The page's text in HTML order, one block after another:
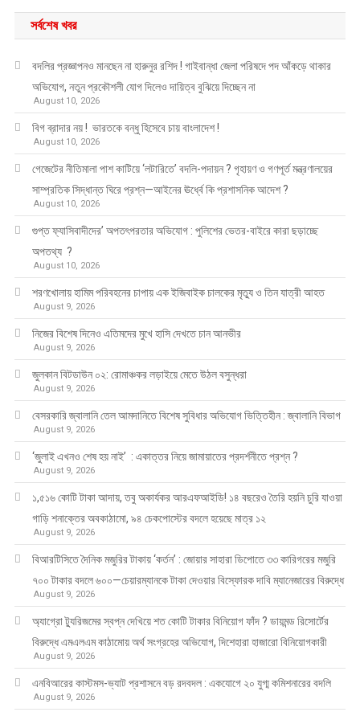
সর্বশেষ খবর
বদলির প্রজ্ঞাপনও মানছেন না হারুনুর রশিদ ! গাইবান্ধা জেলা পরিষদে পদ আঁকড়ে থাকার
অভিযোগ, নতুন প্রকৌশলী যোগ দিলেও দায়িত্ব বুঝিয়ে দিচ্ছেন না
August 10, 2026
বিগ ব্রাদার নয় ! ভারতকে বন্ধু হিসেবে চায় বাংলাদেশ !
August 10, 2026
গেজেটের নীতিমালা পাশ কাটিয়ে ‘লটারিতে’ বদলি-পদায়ন ? গৃহায়ণ ও গণপূর্ত মন্ত্রণালয়ের
সাম্প্রতিক সিদ্ধান্ত ঘিরে প্রশ্ন—আইনের ঊর্ধ্বে কি প্রশাসনিক আদেশ ?
August 10, 2026
গুপ্ত ফ্যাসিবাদীদের’ অপতৎপরতার অভিযোগ : পুলিশের ভেতর-বাইরে কারা ছড়াচ্ছে
অপতথ্য ?
August 10, 2026
শরণখোলায় হামিম পরিবহনের চাপায় এক ইজিবাইক চালকের মৃত্যু ও তিন যাত্রী আহত
August 9, 2026
নিজের বিশেষ দিনেও এতিমদের মুখে হাসি দেখতে চান আনভীর
August 9, 2026
জুলকান বিটডাউন ০২: রোমাঞ্চকর লড়াইয়ে মেতে উঠল বসুন্ধরা
August 9, 2026
বেসরকারি জ্বালানি তেল আমদানিতে বিশেষ সুবিধার অভিযোগ ভিত্তিহীন : জ্বালানি বিভাগ
August 9, 2026
‘জুলাই এখনও শেষ হয় নাই’ : একাত্তর নিয়ে জামায়াতের প্রদর্শনীতে প্রশ্ন ?
August 9, 2026
১,৫১৬ কোটি টাকা আদায়, তবু অকার্যকর আরএফআইডি! ১৪ বছরেও তৈরি হয়নি চুরি যাওয়া
গাড়ি শনাক্তের অবকাঠামো, ৯৪ চেকপোস্টের বদলে হয়েছে মাত্র ১২
August 9, 2026
বিআরটিসিতে দৈনিক মজুরির টাকায় ‘কর্তন’ : জোয়ার সাহারা ডিপোতে ৩৩ কারিগরের মজুরি
৭০০ টাকার বদলে ৬০০—চেয়ারম্যানকে টাকা দেওয়ার বিস্ফোরক দাবি ম্যানেজারের বিরুদ্ধে
August 9, 2026
অ্যাগ্রো ট্যুরিজমের স্বপ্ন দেখিয়ে শত কোটি টাকার বিনিয়োগ ফাঁদ ? ডায়মন্ড রিসোর্টের
বিরুদ্ধে এমএলএম কাঠামোয় অর্থ সংগ্রহের অভিযোগ, দিশেহারা হাজারো বিনিয়োগকারী
August 9, 2026
এনবিআরের কাস্টমস-ভ্যাট প্রশাসনে বড় রদবদল : একযোগে ২০ যুগ্ম কমিশনারের বদলি
August 9, 2026